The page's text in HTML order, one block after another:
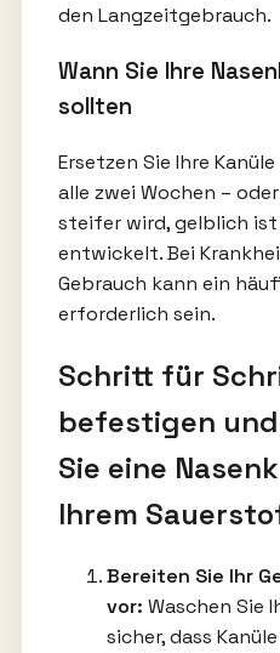
den Langzeitgebrauch.
Wann Sie Ihre
sollten
Ersetzen Sie Ihre
alle zwei Wochen –
steifer wird, gelblich ist
entwickelt. Bei
Gebrauch kann ein
erforderlich sein.
Schritt für
befestigen
Sie eine
Ihrem
Bereiten Sie Ihr
vor: Waschen Sie
sicher, dass